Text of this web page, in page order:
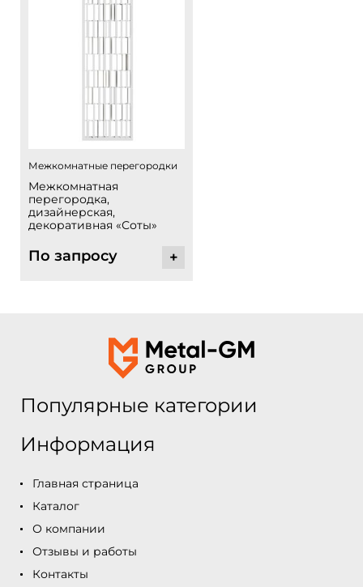
Межкомнатные перегородки
Межкомнатная
перегородка,
дизайнерская,
декоративная «Соты»
По запросу +
Популярные категории
Информация
Главная страница
Каталог
О компании
Отзывы и работы
Контакты